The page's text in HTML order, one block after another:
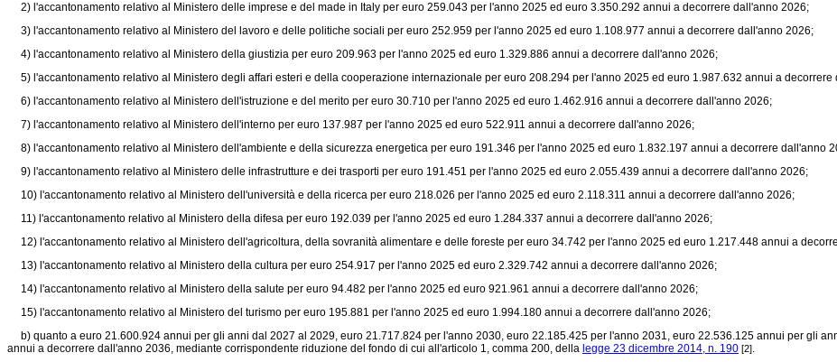
2) l'accantonamento relativo al Ministero delle imprese e del made in Italy per euro 259.043 per l'anno 2025 ed euro 3.350.292 annui a decorrere dall'anno 2026;
3) l'accantonamento relativo al Ministero del lavoro e delle politiche sociali per euro 252.959 per l'anno 2025 ed euro 1.108.977 annui a decorrere dall'anno 2026;
4) l'accantonamento relativo al Ministero della giustizia per euro 209.963 per l'anno 2025 ed euro 1.329.886 annui a decorrere dall'anno 2026;
5) l'accantonamento relativo al Ministero degli affari esteri e della cooperazione internazionale per euro 208.294 per l'anno 2025 ed euro 1.987.632 annui a decorrere
6) l'accantonamento relativo al Ministero dell'istruzione e del merito per euro 30.710 per l'anno 2025 ed euro 1.462.916 annui a decorrere dall'anno 2026;
7) l'accantonamento relativo al Ministero dell'interno per euro 137.987 per l'anno 2025 ed euro 522.911 annui a decorrere dall'anno 2026;
8) l'accantonamento relativo al Ministero dell'ambiente e della sicurezza energetica per euro 191.346 per l'anno 2025 ed euro 1.832.197 annui a decorrere dall'anno
9) l'accantonamento relativo al Ministero delle infrastrutture e dei trasporti per euro 191.451 per l'anno 2025 ed euro 2.055.439 annui a decorrere dall'anno 2026;
10) l'accantonamento relativo al Ministero dell'università e della ricerca per euro 218.026 per l'anno 2025 ed euro 2.118.311 annui a decorrere dall'anno 2026;
11) l'accantonamento relativo al Ministero della difesa per euro 192.039 per l'anno 2025 ed euro 1.284.337 annui a decorrere dall'anno 2026;
12) l'accantonamento relativo al Ministero dell'agricoltura, della sovranità alimentare e delle foreste per euro 34.742 per l'anno 2025 ed euro 1.217.448 annui a
13) l'accantonamento relativo al Ministero della cultura per euro 254.917 per l'anno 2025 ed euro 2.329.742 annui a decorrere dall'anno 2026;
14) l'accantonamento relativo al Ministero della salute per euro 94.482 per l'anno 2025 ed euro 921.961 annui a decorrere dall'anno 2026;
15) l'accantonamento relativo al Ministero del turismo per euro 195.881 per l'anno 2025 ed euro 1.994.180 annui a decorrere dall'anno 2026;
b) quanto a euro 21.600.924 annui per gli anni dal 2027 al 2029, euro 21.717.824 per l'anno 2030, euro 22.185.425 per l'anno 2031, euro 22.536.125 annui per gli
annui a decorrere dall'anno 2036, mediante corrispondente riduzione del fondo di cui all'articolo 1, comma 200, della legge 23 dicembre 2014, n. 190 [2].